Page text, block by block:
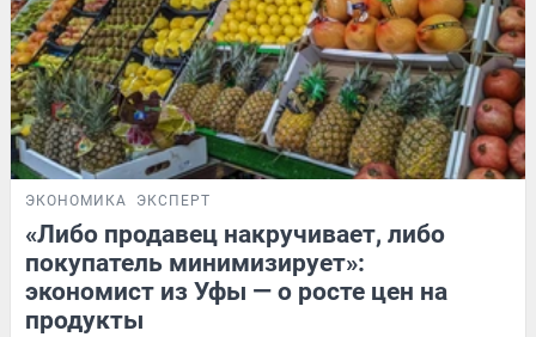
ЭКОНОМИКА ЭКСПЕРТ
«Либо продавец накручивает, либо
покупатель минимизирует»:
экономист из Уфы — о росте цен на
продукты